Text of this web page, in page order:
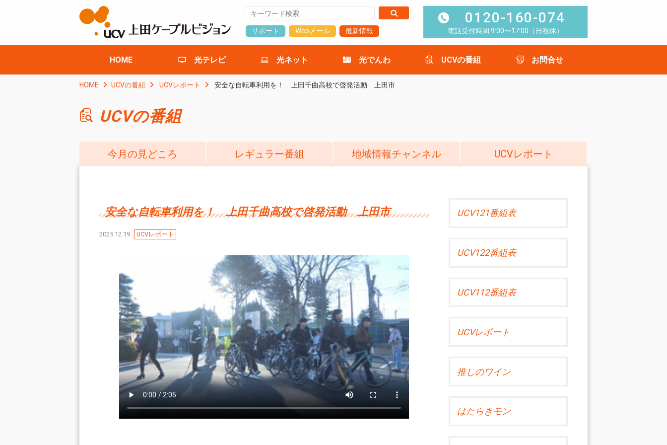
サポート Webメール 最新情報
0120-160-074
電話受付時間 9:00〜17:00（日祝休）
HOME 光テレビ 光ネット 光でんわ UCVの番組 お問合せ
HOME UCVの番組 UCVレポート 安全な自転車利用を！ 上田千曲高校で啓発活動 上田市
UCVの番組
今月の見どころ レギュラー番組 地域情報チャンネル UCVレポート
安全な自転車利用を！ 上田千曲高校で啓発活動 上田市
2025.12.19 UCVレポート
UCV121番組表
UCV122番組表
UCV112番組表
UCVレポート
推しのワイン
はたらきモン